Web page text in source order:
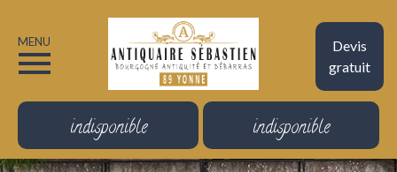
Devis
gratuit
MENU
indisponible indisponible